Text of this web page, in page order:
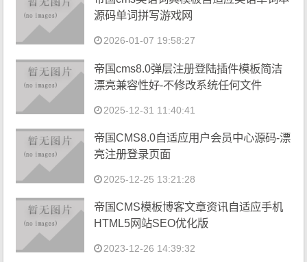
源码单词拼写游戏网
2026-01-07 19:58:27
帝国cms8.0弹层注册登陆插件模板简洁
漂亮兼容性好-不修改系统任何文件
2025-12-31 11:40:41
帝国CMS8.0自适应用户会员中心源码-漂
亮注册登录页面
2025-12-25 13:21:28
帝国CMS模板博客文章资讯自适应手机
HTML5网站SEO优化版
2023-12-26 14:39:32